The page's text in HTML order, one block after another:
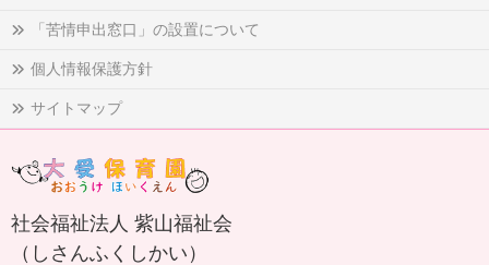
「苦情申出窓口」の設置について
個人情報保護方針
サイトマップ
社会福祉法人 紫山福祉会
（しさんふくしかい）